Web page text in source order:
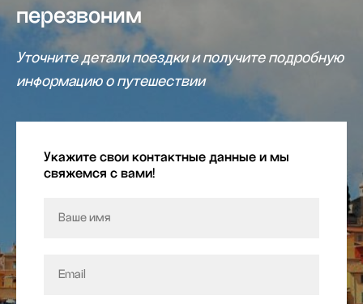
перезвоним
Уточните детали поездки и получите подробную
информацию о путешествии
Укажите свои контактные данные и мы
свяжемся с вами!